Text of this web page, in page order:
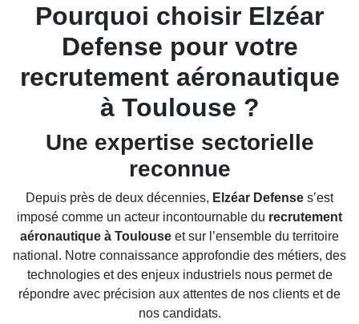
Pourquoi choisir Elzéar
Defense pour votre
recrutement aéronautique
à Toulouse ?
Une expertise sectorielle
reconnue
Depuis près de deux décennies, Elzéar Defense s’est
imposé comme un acteur incontournable du recrutement
aéronautique à Toulouse et sur l’ensemble du territoire
national. Notre connaissance approfondie des métiers, des
technologies et des enjeux industriels nous permet de
répondre avec précision aux attentes de nos clients et de
nos candidats.